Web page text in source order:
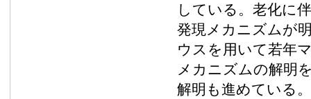
している。老化に
発現メカニズムが
ウスを用いて若年
メカニズムの解明
解明も進めている。